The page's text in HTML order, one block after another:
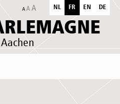
NL FR EN DE